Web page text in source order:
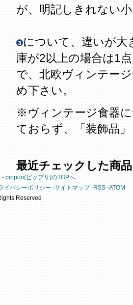
が、明記しきれない
について、違いが
庫が2以上の場合は1
で、北欧ヴィンテー
め下さい。
※ヴィンテージ食器
ておらず、「装飾品
最近チェックした商品
pippuri(ピップリ)のTOPへ
イバシーポリシー -サイトマップ-RSS -ATOM
Reserved